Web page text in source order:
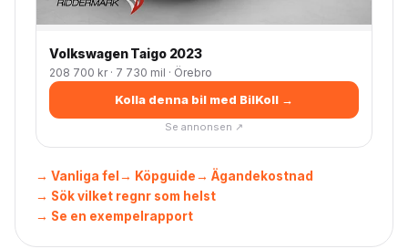
Volkswagen Taigo 2023
208 700 kr · 7 730 mil · Örebro
Kolla denna bil med BilKoll →
Se annonsen ↗
→ Vanliga fel→ Köpguide→ Ägandekostnad
→ Sök vilket regnr som helst
→ Se en exempelrapport